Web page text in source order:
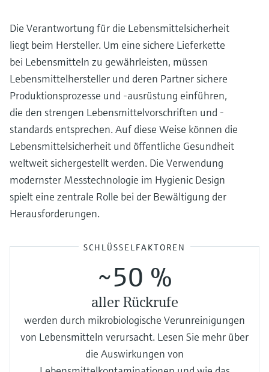
Device Viewer
Produktspezifische Informationen und
Dokumente finden
Ersatzteilsuche
Ersatzteile anhand von Produktwurzel,
Bestellcode oder Seriennummer finden
Füllstandsmessung Druck
Alle ansehen
Aluminium & Chromat
Prozessphotometer
Mikrowellentransmission
Memosens-Technologie
Alle ansehen
Die Verantwortung für die Lebensmittelsicherheit
liegt beim Hersteller. Um eine sichere Lieferkette
bei Lebensmitteln zu gewährleisten, müssen
Lebensmittelhersteller und deren Partner sichere
Produktionsprozesse und -ausrüstung einführen,
die den strengen Lebensmittelvorschriften und -
standards entsprechen. Auf diese Weise können die
Lebensmittelsicherheit und öffentliche Gesundheit
weltweit sichergestellt werden. Die Verwendung
modernster Messtechnologie im Hygienic Design
spielt eine zentrale Rolle bei der Bewältigung der
Herausforderungen.
SCHLÜSSELFAKTOREN
~50 %
aller Rückrufe
werden durch mikrobiologische Verunreinigungen
von Lebensmitteln verursacht. Lesen Sie mehr über
die Auswirkungen von